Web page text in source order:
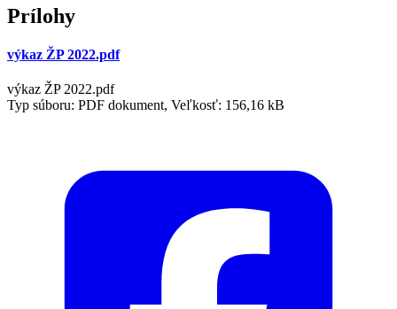
Prílohy
výkaz ŽP 2022.pdf
výkaz ŽP 2022.pdf
Typ súboru: PDF dokument, Veľkosť: 156,16 kB